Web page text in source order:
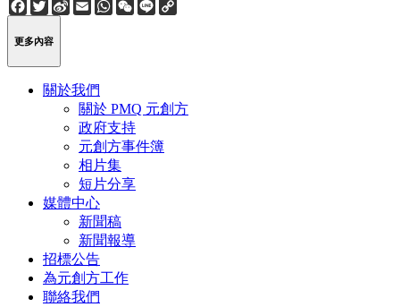
Facebook
Twitter
Sina
Weibo
EmailWhatsApp
WeChat
Line
更多內容
關於我們
關於 PMQ 元創方
政府支持
元創方事件簿
相片集
短片分享
媒體中心
新聞稿
新聞報導
招標公告
為元創方工作
聯絡我們